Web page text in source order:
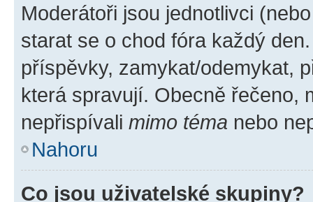
Moderátoři jsou jednotlivci
starat se o chod fóra každý
příspěvky, zamykat/odemykat,
která spravují. Obecně řečeno,
nepřispívali mimo téma nebo
Nahoru
Co jsou uživatelské skupiny?